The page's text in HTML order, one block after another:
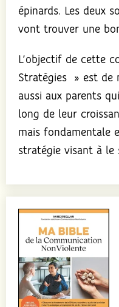
épinards. Les deux
vont trouver une
L’objectif de cette
Stratégies » est de
aussi aux parents
long de leur
mais fondamentale
stratégie visant à le